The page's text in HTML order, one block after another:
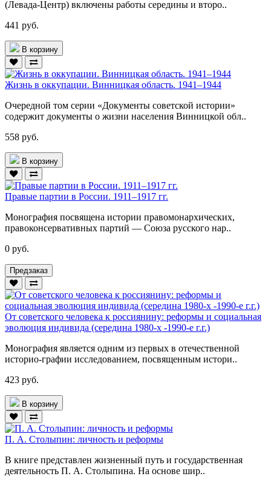
(Левада-Центр) включены работы середины и второ..
441 руб.
В корзину
Жизнь в оккупации. Винницкая область. 1941–1944
Очередной том серии «Документы советской истории»
содержит документы о жизни населения Винницкой обл..
558 руб.
В корзину
Правые партии в России. 1911–1917 гг.
Монография посвящена истории правомонархических,
правоконсервативных партий — Союза русского нар..
0 руб.
Предзаказ
От советского человека к россиянину: реформы и социальная
эволюция индивида (середина 1980-х -1990-е г.г.)
Монография является одним из первых в отечественной
историо-графии исследованием, посвященным истори..
423 руб.
В корзину
П. А. Столыпин: личность и реформы
В книге представлен жизненный путь и государственная
деятельность П. А. Столыпина. На основе шир..